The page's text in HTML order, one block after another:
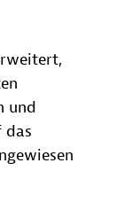
und
das